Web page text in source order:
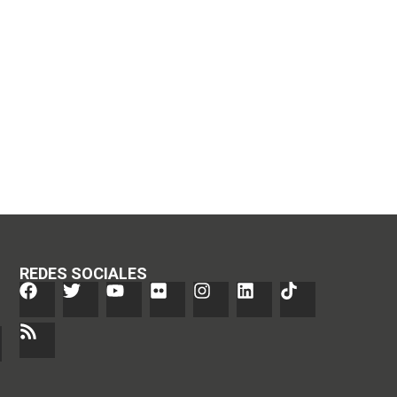
REDES SOCIALES